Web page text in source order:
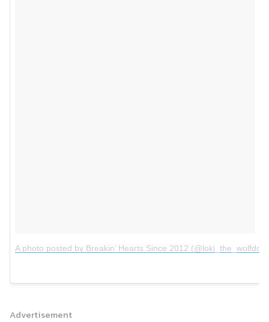
A photo posted by Breakin’ Hearts Since 2012 (@loki_the_wolfdog)
Advertisement